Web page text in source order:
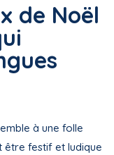
de Noël
à une folle
être festif et ludique